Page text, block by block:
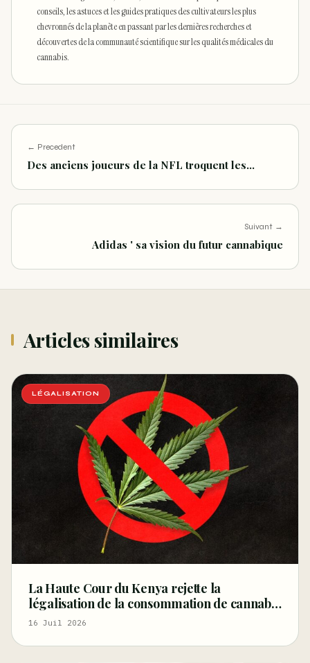
conseils, les astuces et les guides pratiques des cultivateurs les plus
chevronnés de la planète en passant par les dernières recherches et
découvertes de la communauté scientifique sur les qualités médicales du
cannabis.
← Precedent
Des anciens joueurs de la NFL troquent les…
Suivant →
Adidas ' sa vision du futur cannabique
Articles similaires
LÉGALISATION
La Haute Cour du Kenya rejette la
légalisation de la consommation de cannabis
16 Juil 2026